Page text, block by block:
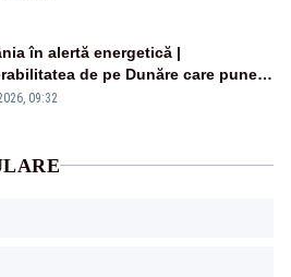
în alertă energetică |
de pe Dunăre care pune
Centrala Cernavodă era
09:32